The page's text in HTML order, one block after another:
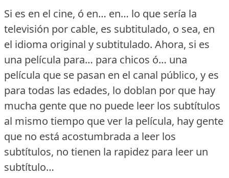
Si es en el cine, ó en… en… lo que sería la
televisión por cable, es subtitulado, o sea, en
el idioma original y subtitulado. Ahora, si es
una película para… para chicos ó… una
película que se pasan en el canal público, y es
para todas las edades, lo doblan por que hay
mucha gente que no puede leer los subtítulos
al mismo tiempo que ver la película, hay gente
que no está acostumbrada a leer los
subtítulos, no tienen la rapidez para leer un
subtítulo…